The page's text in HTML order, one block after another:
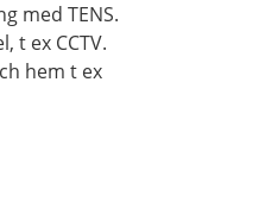
med TENS.
t ex CCTV.
hem t ex